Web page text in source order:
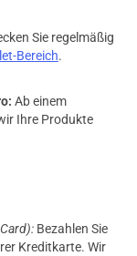
next
Sie regelmäßig
Bereich.
Ab einem
Ihre Produkte
Bezahlen Sie
Kreditkarte. Wir